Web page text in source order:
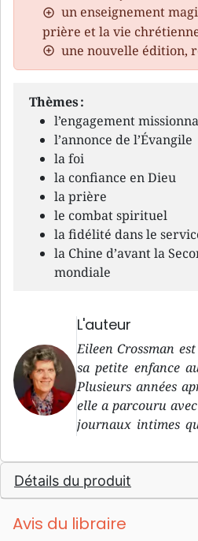
un enseignement
prière et la vie
une nouvelle édition,
Thèmes :
l’engagement
l’annonce de l’Évangile
la foi
la confiance en Dieu
la prière
le combat spirituel
la fidélité dans le
la Chine d’avant la
mondiale
L'auteur
Eileen Crossman
sa petite enfance
Plusieurs années
elle a parcouru
journaux intimes
devenus la base du
Détails du produit
Avis du libraire